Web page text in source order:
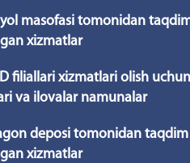
masofasi tomonidan
xizmatlar
filiallari xizmatlari olish uchun
va ilovalar namunalar
deposi tomonidan taqdim
xizmatlar